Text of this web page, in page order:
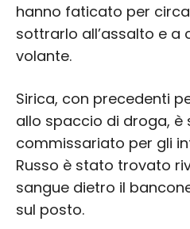
hanno faticato per
sottrarlo all’assalto e a
volante.
Sirica, con precedenti
allo spaccio di droga,
commissariato per gli
Russo è stato trovato
sangue dietro il
sul posto.